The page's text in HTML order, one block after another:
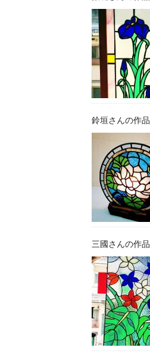
鈴垣さんの作品
三國さんの作品